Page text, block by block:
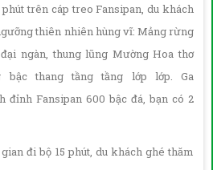
trên cáp treo Fansipan, du khách
thiên nhiên hùng vĩ: Mảng rừng
ngàn, thung lũng Mường Hoa thơ
bậc thang tầng tầng lớp lớp. Ga
đỉnh Fansipan 600 bậc đá, bạn có 2
đi bộ 15 phút, du khách ghé thăm